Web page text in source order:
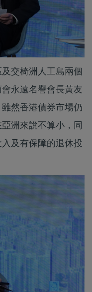
交椅洲人工島兩個
永遠名譽會長黃友
然香港債券市場仍
洲來說不算小，同
及有保障的退休投